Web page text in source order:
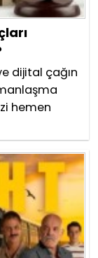
dijital çağın
hemen